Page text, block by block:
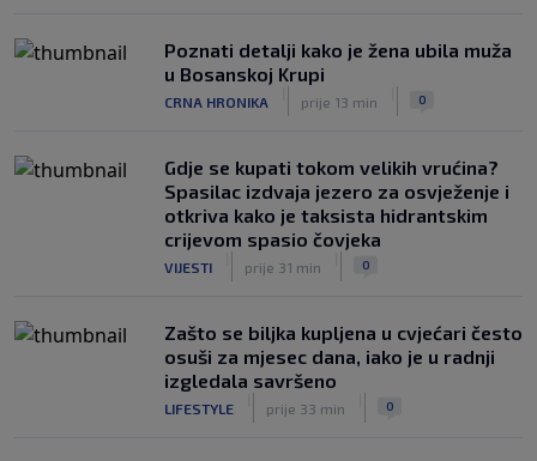
Poznati detalji kako je žena ubila muža
u Bosanskoj Krupi
CRNA HRONIKA prije 13 min 0
Gdje se kupati tokom velikih vrućina?
Spasilac izdvaja jezero za osvježenje i
otkriva kako je taksista hidrantskim
crijevom spasio čovjeka
VIJESTI prije 31 min 0
Zašto se biljka kupljena u cvjećari često
osuši za mjesec dana, iako je u radnji
izgledala savršeno
LIFESTYLE prije 33 min 0